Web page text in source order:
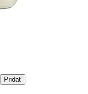
Pridať